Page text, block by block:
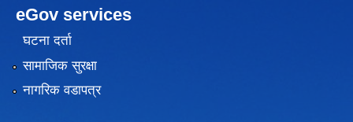
eGov services
घटना दर्ता
सामाजिक सुरक्षा
नागरिक वडापत्र